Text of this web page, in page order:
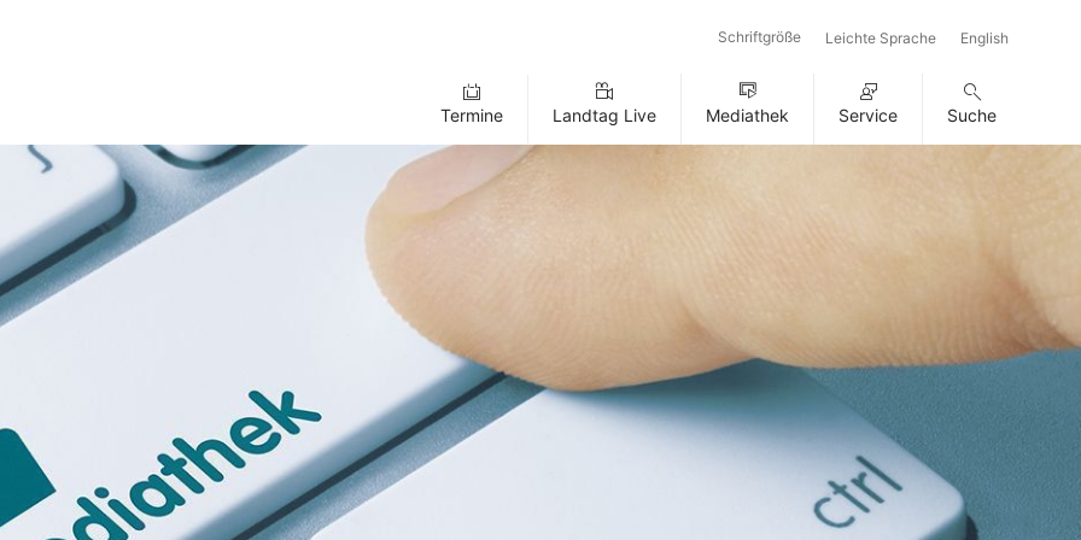
Schriftgröße Leichte Sprache English
Termine Landtag Live Mediathek Service Suche